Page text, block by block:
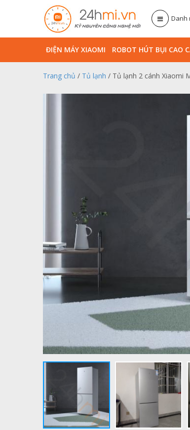
Danh
ĐIỆN MÁY XIAOMI ROBOT HÚT BỤI CAO
Trang chủ / Tủ lạnh / Tủ lạnh 2 cánh Xiaomi